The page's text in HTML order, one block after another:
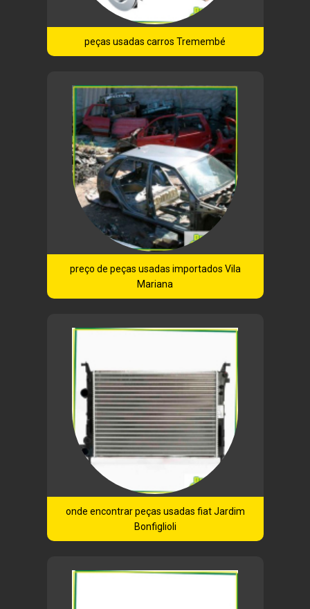
peças usadas carros Tremembé
preço de peças usadas importados Vila
Mariana
onde encontrar peças usadas fiat Jardim
Bonfiglioli